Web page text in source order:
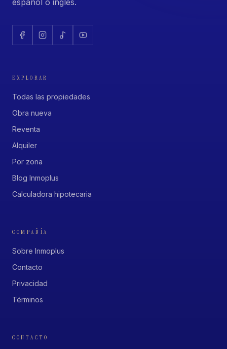
EXPLORAR
Todas las propiedades
Obra nueva
Reventa
Alquiler
Por zona
Blog Inmoplus
Calculadora hipotecaria
COMPAÑÍA
Sobre Inmoplus
Contacto
Privacidad
Términos
CONTACTO